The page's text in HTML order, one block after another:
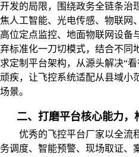
开发的局限，围绕政务全链条治
焦人工智能、光电传感、物联网、
高位定点监控、地面物联网设备
弃标准化一刀切模式，结合不同
求定制平台架构，从源头解决“
顽疾，让飞控系统适配从县域小
场景。
二、打磨平台核心能力
优秀的飞控平台厂家以全流
务调度、智能预警、现场取证、